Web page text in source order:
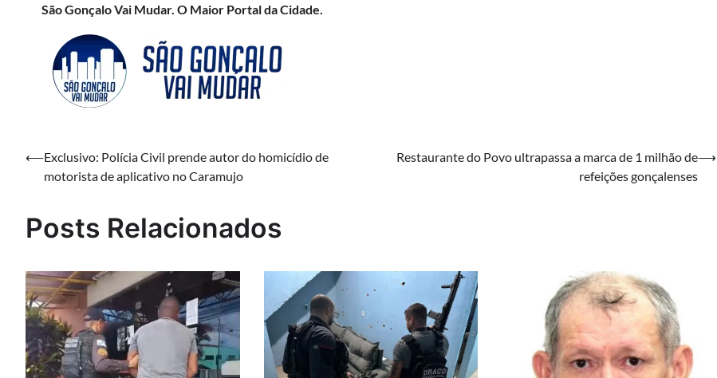
São Gonçalo Vai Mudar. O Maior Portal da Cidade.
Navegação
⟵Exclusivo: Polícia Civil prende autor do homicídio de
motorista de aplicativo no Caramujo
Restaurante do Povo ultrapassa a marca de 1 milhão de
refeições gonçalenses
⟶
Posts Relacionados